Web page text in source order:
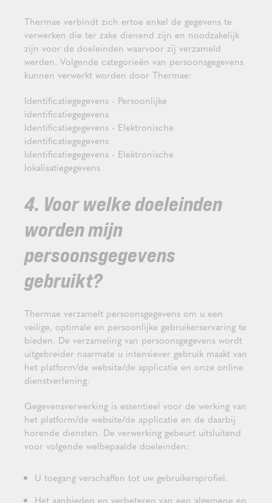
Thermae verbindt zich ertoe enkel de gegevens te
verwerken die ter zake dienend zijn en noodzakelijk
zijn voor de doeleinden waarvoor zij verzameld
werden. Volgende categorieën van persoonsgegevens
kunnen verwerkt worden door Thermae:
Identificatiegegevens - Persoonlijke
identificatiegegevens
Identificatiegegevens - Elektronische
identificatiegegevens
Identificatiegegevens - Elektronische
lokalisatiegegevens
4. Voor welke doeleinden
worden mijn
persoonsgegevens
gebruikt?
Thermae verzamelt persoonsgegevens om u een
veilige, optimale en persoonlijke gebruikerservaring te
bieden. De verzameling van persoonsgegevens wordt
uitgebreider naarmate u intensiever gebruik maakt van
het platform/de website/de applicatie en onze online
dienstverlening.
Gegevensverwerking is essentieel voor de werking van
het platform/de website/de applicatie en de daarbij
horende diensten. De verwerking gebeurt uitsluitend
voor volgende welbepaalde doeleinden:
U toegang verschaffen tot uw gebruikersprofiel.
Het aanbieden en verbeteren van een algemene en